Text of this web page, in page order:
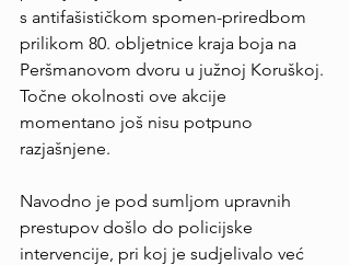
s antifašističkom spomen-priredbom
prilikom 80. obljetnice kraja boja na
Peršmanovom dvoru u južnoj Koruškoj.
Točne okolnosti ove akcije
momentano još nisu potpuno
razjašnjene.
Navodno je pod sumljom upravnih
prestupov došlo do policijske
intervencije, pri koj je sudjelivalo već